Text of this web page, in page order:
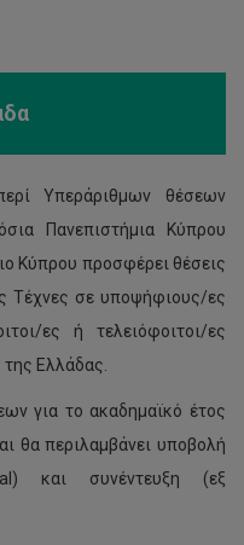
Υπεράριθμων θέσεων
Πανεπιστήμια Κύπρου
Κύπρου προσφέρει θέσεις
Τέχνες σε υποψήφιους/ες
ες ή τελειόφοιτοι/ες
Ελλάδας.
για το ακαδημαϊκό έτος
θα περιλαμβάνει υποβολή
και συνέντευξη (εξ